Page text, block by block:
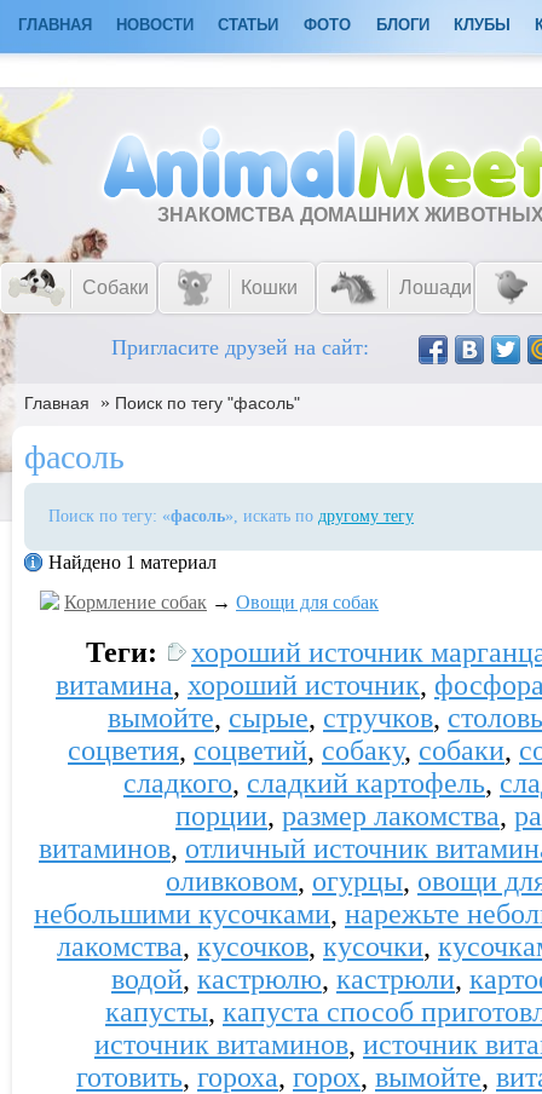
ГЛАВНАЯ НОВОСТИ СТАТЬИ ФОТО БЛОГИ КЛУБЫ
ЗНАКОМСТВА ДОМАШНИХ
Собаки Кошки Лошади
Пригласите друзей на сайт:
Главная » Поиск по тегу "фасоль"
фасоль
Поиск по тегу: «фасоль», искать по другому тегу
Найдено 1 материал
Кормление собак → Овощи для собак
Теги:
хороший источник
витамина, хороший источник,
вымойте, сырые, стручков,
соцветия, соцветий, собаку, собаки,
сладкого, сладкий картофель,
порции, размер лакомства,
витаминов, отличный источник
оливковом, огурцы, овощи
небольшими кусочками, нарежьте
лакомства, кусочков, кусочки,
водой, кастрюлю, кастрюли,
капусты, капуста способ
источник витаминов, источник
готовить, гороха, горох, вымойте,